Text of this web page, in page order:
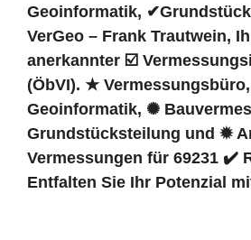
Geoinformatik,
VerGeo – Frank Trautwein,
anerkannter ☑️
(ÖbVI). ★
Geoinformatik, ✺
Grundstücksteilung und ✹
Vermessungen für 69231 ✔️
Entfalten Sie Ihr Potenzial